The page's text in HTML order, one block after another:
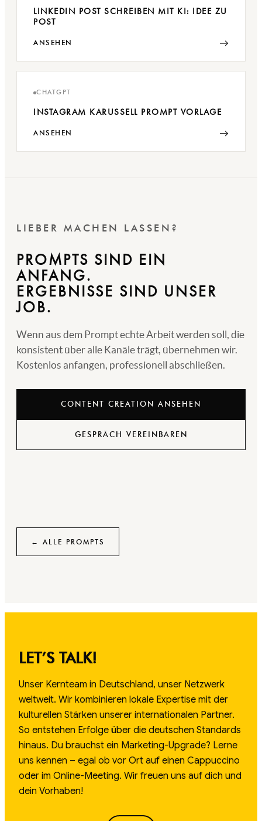
LINKEDIN POST SCHREIBEN MIT KI: IDEE ZU
POST
ANSEHEN →
CHATGPT
INSTAGRAM KARUSSELL PROMPT VORLAGE
ANSEHEN →
LIEBER MACHEN LASSEN?
PROMPTS SIND EIN
ANFANG.
ERGEBNISSE SIND UNSER
JOB.
Wenn aus dem Prompt echte Arbeit werden soll, die
konsistent über alle Kanäle trägt, übernehmen wir.
Kostenlos anfangen, professionell abschließen.
CONTENT CREATION ANSEHEN
GESPRÄCH VEREINBAREN
← ALLE PROMPTS
LET’S TALK!
Unser Kernteam in Deutschland, unser Netzwerk
weltweit. Wir kombinieren lokale Expertise mit der
kulturellen Stärken unserer internationalen Partner.
So entstehen Erfolge über die deutschen Standards
hinaus. Du brauchst ein Marketing-Upgrade? Lerne
uns kennen – egal ob vor Ort auf einen Cappuccino
oder im Online-Meeting. Wir freuen uns auf dich und
dein Vorhaben!